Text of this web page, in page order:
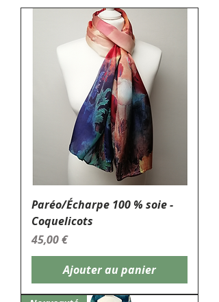
Paréo/Écharpe 100 % soie -
Coquelicots
Prix
45,00 €
Ajouter au panier